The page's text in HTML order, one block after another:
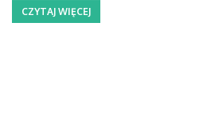
CZYTAJ WIĘCEJ